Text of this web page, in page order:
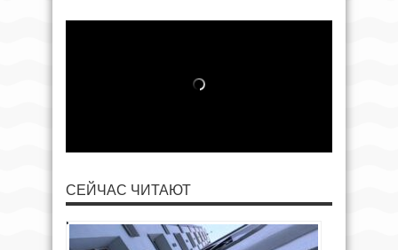
СЕЙЧАС ЧИТАЮТ